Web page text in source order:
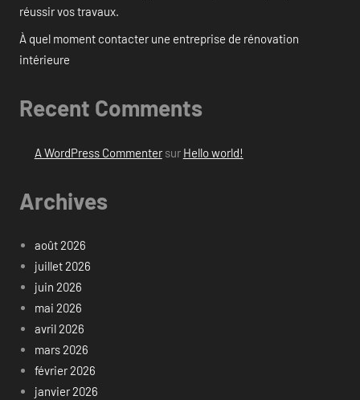
réussir vos travaux.
À quel moment contacter une entreprise de rénovation
intérieure
Recent Comments
A WordPress Commentersur Hello world!
Archives
août 2026
juillet 2026
juin 2026
mai 2026
avril 2026
mars 2026
février 2026
janvier 2026